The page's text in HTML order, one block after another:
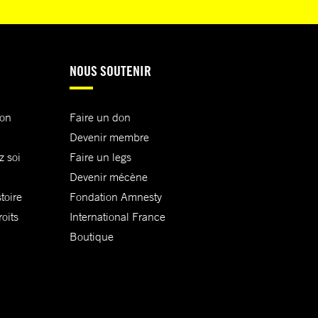
soi
NOUS SOUTENIR
Faire un don
Devenir membre
Faire un legs
Devenir mécène
Fondation Amnesty
International France
Boutique